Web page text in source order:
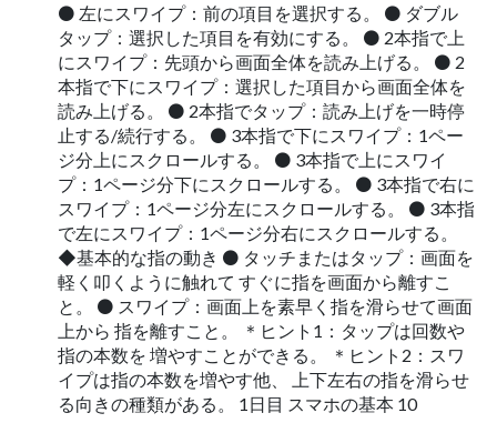
⚫ 左にスワイプ：前の項目を選択する。 ⚫ ダブル
タップ：選択した項目を有効にする。 ⚫ 2本指で上
にスワイプ：先頭から画面全体を読み上げる。 ⚫ 2
本指で下にスワイプ：選択した項目から画面全体を
読み上げる。 ⚫ 2本指でタップ：読み上げを一時停
止する/続行する。 ⚫ 3本指で下にスワイプ：1ペー
ジ分上にスクロールする。 ⚫ 3本指で上にスワイ
プ：1ページ分下にスクロールする。 ⚫ 3本指で右に
スワイプ：1ページ分左にスクロールする。 ⚫ 3本指
で左にスワイプ：1ページ分右にスクロールする。
◆基本的な指の動き ⚫ タッチまたはタップ：画面を
軽く叩くように触れて すぐに指を画面から離すこ
と。 ⚫ スワイプ：画面上を素早く指を滑らせて画面
上から 指を離すこと。 ＊ヒント1：タップは回数や
指の本数を 増やすことができる。 ＊ヒント2：スワ
イプは指の本数を増やす他、 上下左右の指を滑らせ
る向きの種類がある。 1日目 スマホの基本 10